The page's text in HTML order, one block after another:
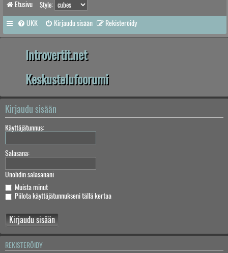
Etusivu Style:
UKK Kirjaudu sisään Rekisteröidy
Introvertit.net
Keskustelufoorumi
Kirjaudu sisään
Käyttäjätunnus:
Salasana:
Unohdin salasanani
Muista minut
Piilota käyttäjätunnukseni tällä kertaa
REKISTERÖIDY